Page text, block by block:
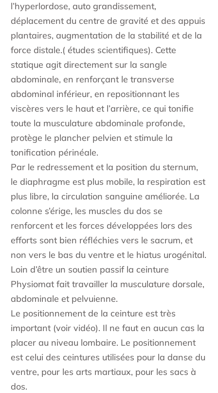
l’hyperlordose, auto grandissement,
déplacement du centre de gravité et des appuis
plantaires, augmentation de la stabilité et de la
force distale.( études scientifiques). Cette
statique agit directement sur la sangle
abdominale, en renforçant le transverse
abdominal inférieur, en repositionnant les
viscères vers le haut et l’arrière, ce qui tonifie
toute la musculature abdominale profonde,
protège le plancher pelvien et stimule la
tonification périnéale.
Par le redressement et la position du sternum,
le diaphragme est plus mobile, la respiration est
plus libre, la circulation sanguine améliorée. La
colonne s’érige, les muscles du dos se
renforcent et les forces développées lors des
efforts sont bien réfléchies vers le sacrum, et
non vers le bas du ventre et le hiatus urogénital.
Loin d’être un soutien passif la ceinture
Physiomat fait travailler la musculature dorsale,
abdominale et pelvuienne.
Le positionnement de la ceinture est très
important (voir vidéo). Il ne faut en aucun cas la
placer au niveau lombaire. Le positionnement
est celui des ceintures utilisées pour la danse du
ventre, pour les arts martiaux, pour les sacs à
dos.